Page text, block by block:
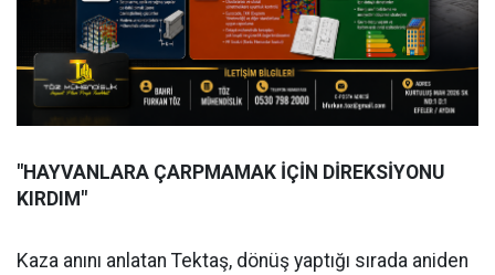
"HAYVANLARA ÇARPMAMAK İÇİN DİREKSİYONU
KIRDIM"
Kaza anını anlatan Tektaş, dönüş yaptığı sırada aniden